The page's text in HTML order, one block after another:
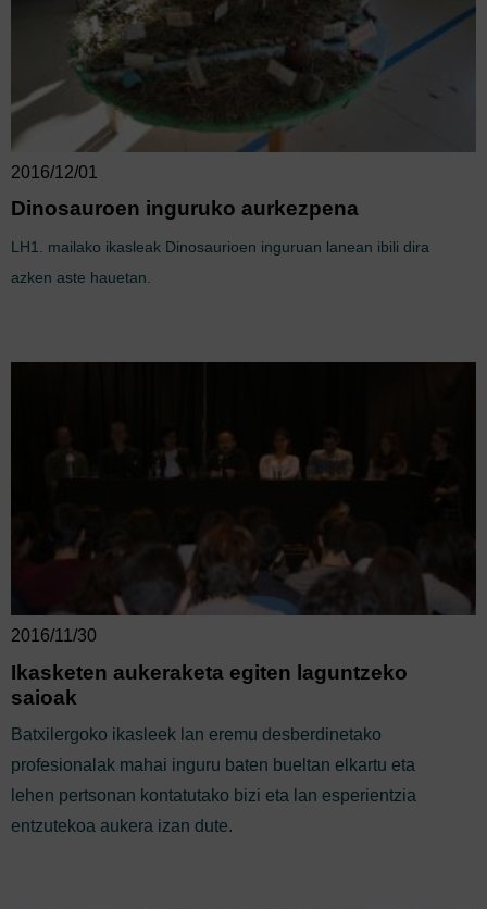
2016/12/01
Dinosauroen inguruko aurkezpena
LH1. mailako ikasleak Dinosaurioen inguruan lanean ibili dira
azken aste hauetan.
2016/11/30
Ikasketen aukeraketa egiten laguntzeko
saioak
Batxilergoko ikasleek lan eremu desberdinetako
profesionalak mahai inguru baten bueltan elkartu eta
lehen pertsonan kontatutako bizi eta lan esperientzia
entzutekoa aukera izan dute.